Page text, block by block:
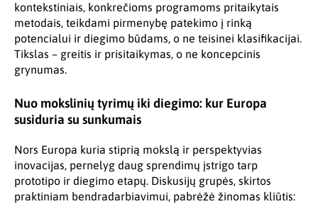
kontekstiniais, konkrečioms programoms pritaikytais
metodais, teikdami pirmenybę patekimo į rinką
potencialui ir diegimo būdams, o ne teisinei klasifikacijai.
Tikslas – greitis ir prisitaikymas, o ne koncepcinis
grynumas.
Nuo mokslinių tyrimų iki diegimo: kur Europa
susiduria su sunkumais
Nors Europa kuria stiprią mokslą ir perspektyvias
inovacijas, pernelyg daug sprendimų įstrigo tarp
prototipo ir diegimo etapų. Diskusijų grupės, skirtos
praktiniam bendradarbiavimui, pabrėžė žinomas kliūtis: